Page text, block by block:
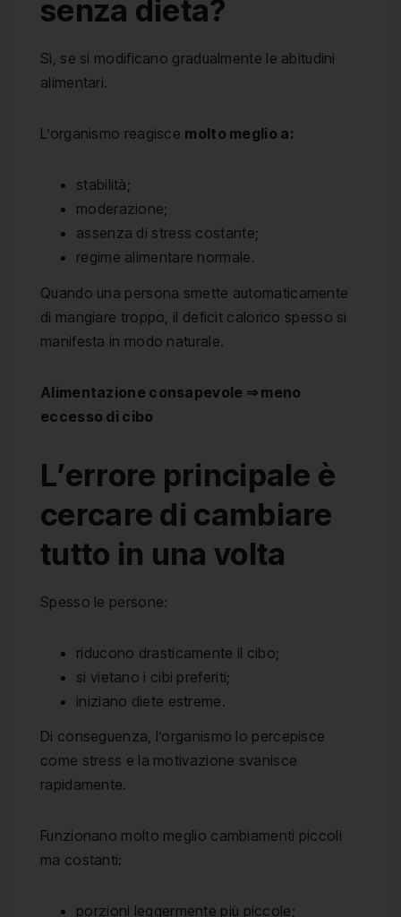
senza dieta?
Sì, se si modificano gradualmente le abitudini
alimentari.
L’organismo reagisce molto meglio a:
stabilità;
moderazione;
assenza di stress costante;
regime alimentare normale.
Quando una persona smette automaticamente
di mangiare troppo, il deficit calorico spesso si
manifesta in modo naturale.
Alimentazione consapevole ⇒ meno
eccesso di cibo
L’errore principale è
cercare di cambiare
tutto in una volta
Spesso le persone:
riducono drasticamente il cibo;
si vietano i cibi preferiti;
iniziano diete estreme.
Di conseguenza, l’organismo lo percepisce
come stress e la motivazione svanisce
rapidamente.
Funzionano molto meglio cambiamenti piccoli
ma costanti:
porzioni leggermente più piccole;